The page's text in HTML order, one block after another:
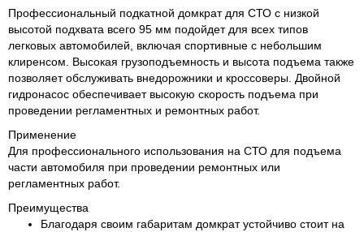
Профессиональный подкатной домкрат для СТО с низкой
высотой подхвата всего 95 мм подойдет для всех типов
легковых автомобилей, включая спортивные с небольшим
клиренсом. Высокая грузоподъемность и высота подъема также
позволяет обслуживать внедорожники и кроссоверы. Двойной
гидронасос обеспечивает высокую скорость подъема при
проведении регламентных и ремонтных работ.
Применение
Для профессионального использования на СТО для подъема
части автомобиля при проведении ремонтных или
регламентных работ.
Преимущества
Благодаря своим габаритам домкрат устойчиво стоит на